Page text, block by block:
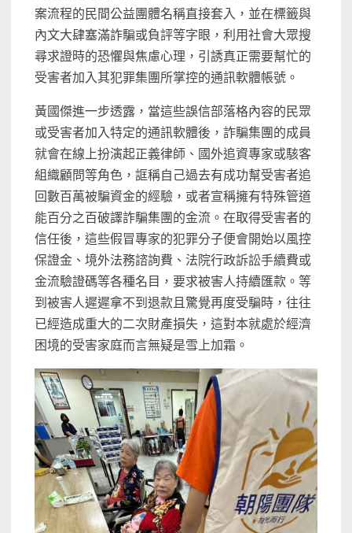
案流程的民間公益團體名稱直接套入，並在標籤與
內文大肆塞滿詐騙或負評等字眼，利用社會大眾搜
尋求證時的恐懼與焦慮心理，引誘真正需要幫忙的
受害者加入其犯罪集團所掌控的通訊軟體帳號。
黃國傑進一步透露，當這些誤信部落格內容的民眾
或受害者加入特定的通訊軟體後，詐騙集團的成員
就會在線上扮演起正義律師、國外追資專家或駭客
組織顧問等角色，誆稱自己過去有成功幫受害者追
回數百萬被騙資金的經驗，或者宣稱擁有特殊管道
能百分之百破譯詐騙集團的金流。在取得受害者的
信任後，這些假冒專家的犯罪分子便會開始以風控
保證金、境外法務諮詢費、法院行政訴訟手續費或
金流驗證碼等各種名目，要求被害人持續匯款。等
到被害人遲遲拿不到退款且驚覺再度受騙時，往往
已經造成重大的二次財產損失，這對本就處於經濟
困境的受害家庭而言無疑是雪上加霜。